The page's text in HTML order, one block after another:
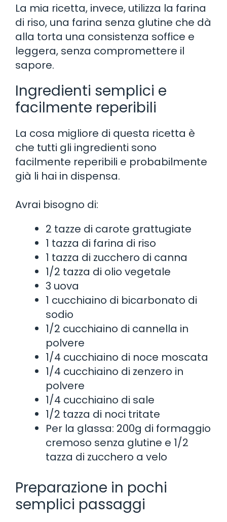
La mia ricetta, invece, utilizza la farina
di riso, una farina senza glutine che dà
alla torta una consistenza soffice e
leggera, senza compromettere il
sapore.
Ingredienti semplici e
facilmente reperibili
La cosa migliore di questa ricetta è
che tutti gli ingredienti sono
facilmente reperibili e probabilmente
già li hai in dispensa.
Avrai bisogno di:
2 tazze di carote grattugiate
1 tazza di farina di riso
1 tazza di zucchero di canna
1/2 tazza di olio vegetale
3 uova
1 cucchiaino di bicarbonato di
sodio
1/2 cucchiaino di cannella in
polvere
1/4 cucchiaino di noce moscata
1/4 cucchiaino di zenzero in
polvere
1/4 cucchiaino di sale
1/2 tazza di noci tritate
Per la glassa: 200g di formaggio
cremoso senza glutine e 1/2
tazza di zucchero a velo
Preparazione in pochi
semplici passaggi